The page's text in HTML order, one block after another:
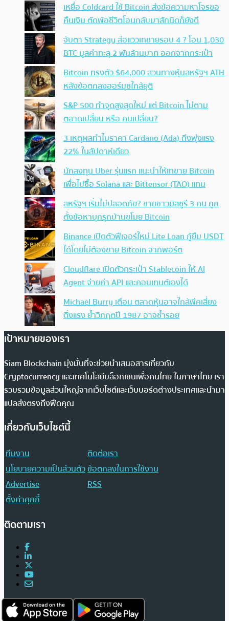
เหยื่อ Coldcard ใช้ Bitcoin ส่งข้อความหาโจรขอ
คืนเงิน ตัดพ้อชีวิตโอนกลับมาสักนิดก็ยังดี
จับตา Strategy ส่อแววเทขายรอบ 4 ? โอน 1,030
BTC มูลค่าทะลุ 2 พันล้านบาท ออกจากกระเป๋า
Bitcoin ทรงตัว $64,000 สวนทางหุ้นสหรัฐฯ ATH
หลังข้อตกลงฮอร์มุซใกล้ยุติ
S&P 500 ทำจุดสูงสุดใหม่ แต่ Bitcoin ไม่ตาม
ตลาดเปลี่ยน หรือ คนเปลี่ยน?
3 เหตุผลทำไมราคา Cardano (Ada) ถึงพุ่งแรง
22% ในสัปดาห์เดียว
นักลงทุน Uber รุ่นแรก แนะนำให้เทขาย Bitcoin
เพื่อไปซื้อ Solana และ Bittensor (TAO) แทน
สหรัฐฯ เริ่มไม่ปลอดภัย? ชายชาวมิสซูรี 3 คน ถูก
ตั้งข้อหาบุกรุกบ้านขโมย Bitcoin
Binance เปิดตัวฟีเจอร์ใหม่ Lite Loan กู้ยืม USDT
ได้โดยไม่ต้องขาย Bitcoin จากพอร์ต
Cloudflare เปิดตัวกระเป๋า Stablecoin ให้ AI
Agent จ่ายค่า API และคอนเทนต์เองได้
Michael Burry เตือน ตลาดหุ้นอาจใกล้พีคเสี่ยง
ดิ่งแรง ย้ำวิกฤตปี 1987 อาจซ้ำรอย
เป้าหมายของเรา
Siam Blockchain มุ่งมั่นที่จะช่วยนำเสนอสารเกี่ยวกับ
Cryptocurrency และเทคโนโลยีบล็อกเชนเพื่อคนไทย ในภาษาไทย เรา
รวบรวมข้อมูลส่วนใหญ่จากเว็บไซต์และเว็บบอร์ดต่างประเทศและนำมา
แปลส่งตรงถึงฟีดคุณ
เกี่ยวกับเว็บไซต์นี้
ทีมงาน
ติดต่อเรา
นโยบายความเป็นส่วนตัวข้อตกลงในการใช้งาน
Advertise
RSS
ตั้งค่าคุกกี้
ติดตามเรา